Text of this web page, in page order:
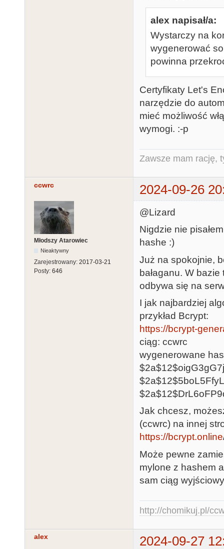
alex napisał/a:
Wystarczy na
wygenerować
powinna
Certyfikaty Let's
narzędzie do
mieć możliwość
wymogi. :-p
Zawsze mam rację,
ccwrc 2024-09-26
Młodszy Atarowiec
Nieaktywny
Zarejestrowany: 2017-03-21
Posty: 646
@Lizard
Nigdzie nie
hashe :)
Już na spokojnie,
bałaganu. W
odbywa się na
I jak najbardziej
przykład Bcrypt:
https://bcrypt-
ciąg: ccwrc
wygenerowane
Jak chcesz,
(ccwrc) na innej
https://bcrypt.online
Może pewne
mylone z hashem
sam ciąg
http://chomikuj.pl/
alex
2024-09-27